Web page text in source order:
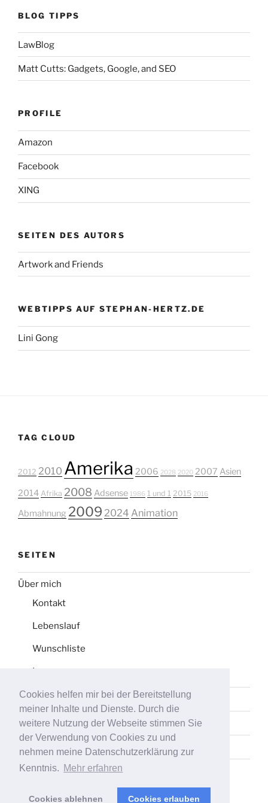
Cookies helfen mir bei der Bereitstellung
meiner Inhalte und Dienste. Durch die
weitere Nutzung der Webseite stimmen Sie
der Verwendung von Cookies zu und
nehmen meine Datenschutzerklärung zur
Kenntnis. Mehr erfahren
Cookies ablehnen Cookies erlauben
BLOG TIPPS
LawBlog
Matt Cutts: Gadgets, Google, and SEO
PROFILE
Amazon
Facebook
XING
SEITEN DES AUTORS
Artwork and Friends
WEBTIPPS AUF STEPHAN-HERTZ.DE
Lini Gong
TAG CLOUD
2012 2010 Amerika 2006 2028 2020 2007 Asien
2014 Afrika 2008 Adsense 1986 1 und 1 2015 2016
Abmahnung 2009 2024 Animation
SEITEN
Über mich
Kontakt
Lebenslauf
Wunschliste
Impressum
Datenschutz
Tag-Liste
Sitemap